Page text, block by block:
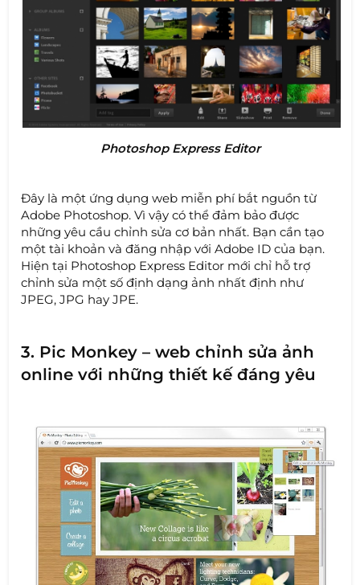
Photoshop Express Editor
Đây là một ứng dụng web miễn phí bắt nguồn từ
Adobe Photoshop. Vì vậy có thể đảm bảo được
những yêu cầu chỉnh sửa cơ bản nhất. Bạn cần tạo
một tài khoản và đăng nhập với Adobe ID của bạn.
Hiện tại Photoshop Express Editor mới chỉ hỗ trợ
chỉnh sửa một số định dạng ảnh nhất định như
JPEG, JPG hay JPE.
3. Pic Monkey – web chỉnh sửa ảnh
online với những thiết kế đáng yêu